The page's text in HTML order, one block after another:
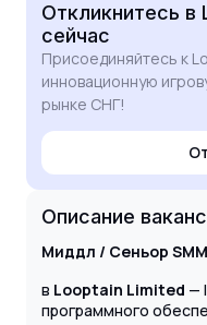
Откликнитесь в
сейчас
Присоединяйтесь к
инновационную
рынке СНГ!
Описание
Миддл / Сеньор
в Looptain Limited —
программного